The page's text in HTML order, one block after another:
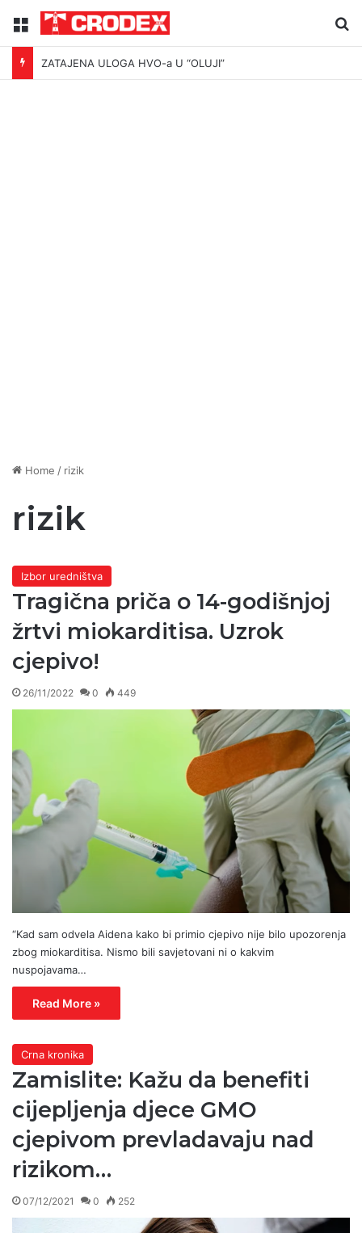
Menu
ZATAJENA ULOGA HVO-a U “OLUJI”
Home / rizik
rizik
Izbor uredništva
Tragična priča o 14-godišnjoj
žrtvi miokarditisa. Uzrok
cjepivo!
26/11/2022 0 449
“Kad sam odvela Aidena kako bi primio cjepivo nije bilo upozorenja
zbog miokarditisa. Nismo bili savjetovani ni o kakvim
nuspojavama…
Read More »
Crna kronika
Zamislite: Kažu da benefiti
cijepljenja djece GMO
cjepivom prevladavaju nad
rizikom…
07/12/2021 0 252